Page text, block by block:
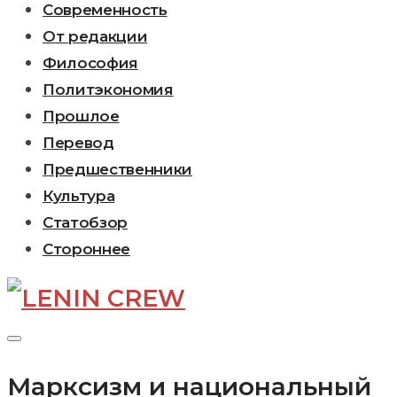
Современность
От редакции
Философия
Политэкономия
Прошлое
Перевод
Предшественники
Культура
Статобзор
Стороннее
Марксизм и национальный